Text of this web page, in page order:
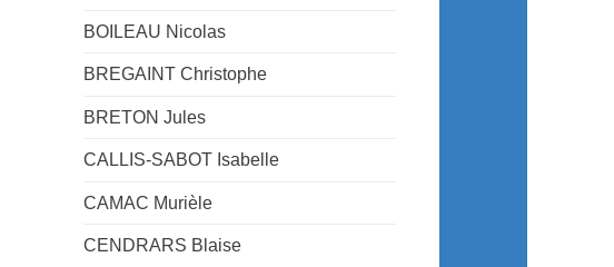
BOILEAU Nicolas
BREGAINT Christophe
BRETON Jules
CALLIS-SABOT Isabelle
CAMAC Murièle
CENDRARS Blaise